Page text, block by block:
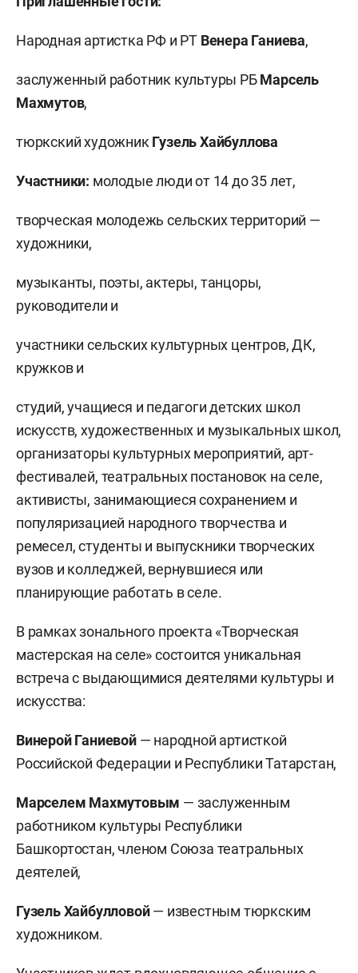
Народная артистка РФ и РТ Венера Ганиева,
заслуженный работник культуры РБМарсель
Махмутов,
тюркский художникГузель Хайбуллова
Участники: молодые люди от 14 до 35 лет,
творческая молодежь сельских территорий —
художники,
музыканты, поэты, актеры, танцоры,
руководители и
участники сельских культурных центров, ДК,
кружков и
студий, учащиеся и педагоги детских школ
искусств, художественных и музыкальных школ,
организаторы культурных мероприятий, арт-
фестивалей, театральных постановок на селе,
активисты, занимающиеся сохранением и
популяризацией народного творчества и
ремесел, студенты и выпускники творческих
вузов и колледжей, вернувшиеся или
планирующие работать в селе.
В рамках зонального проекта «Творческая
мастерская на селе» состоится уникальная
встреча с выдающимися деятелями культуры и
искусства:
Винерой Ганиевой— народной артисткой
Российской Федерации и Республики Татарстан,
Марселем Махмутовым — заслуженным
работником культуры Республики
Башкортостан, членом Союза театральных
деятелей,
Гузель Хайбулловой— известным тюркским
художником.